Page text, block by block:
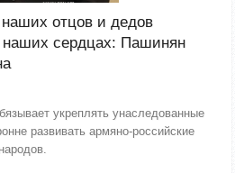
отцов и дедов
наших сердцах: Пашинян
укреплять унаследованные
развивать армяно-российские